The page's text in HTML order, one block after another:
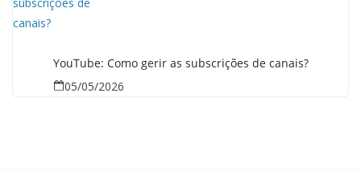
YouTube: Como gerir as subscrições de canais?
05/05/2026